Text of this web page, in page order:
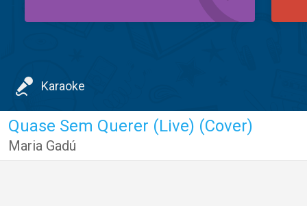
Karaoke
Quase Sem Querer (Live) (Cover)
Maria Gadú